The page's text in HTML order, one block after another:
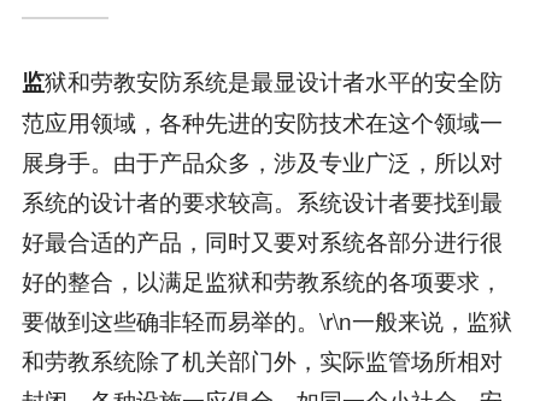
监狱和劳教安防系统是最显设计者水平的安全防
范应用领域，各种先进的安防技术在这个领域一
展身手。由于产品众多，涉及专业广泛，所以对
系统的设计者的要求较高。系统设计者要找到最
好最合适的产品，同时又要对系统各部分进行很
好的整合，以满足监狱和劳教系统的各项要求，
要做到这些确非轻而易举的。\r\n一般来说，监狱
和劳教系统除了机关部门外，实际监管场所相对